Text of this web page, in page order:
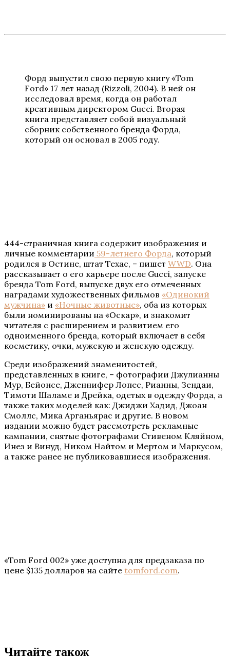
Форд выпустил свою первую книгу «Tom
Ford» 17 лет назад (Rizzoli, 2004). В ней он
исследовал время, когда он работал
креативным директором Gucci. Вторая
книга представляет собой визуальный
сборник собственного бренда Форда,
который он основал в 2005 году.
444-страничная книга содержит изображения и
личные комментарии 59-летнего Форда, который
родился в Остине, штат Техас, – пишет WWD. Она
рассказывает о его карьере после Gucci, запуске
бренда Tom Ford, выпуске двух его отмеченных
наградами художественных фильмов «Одинокий
мужчина» и «Ночные животные», оба из которых
были номинированы на «Оскар», и знакомит
читателя с расширением и развитием его
одноименного бренда, который включает в себя
косметику, очки, мужскую и женскую одежду.
Среди изображений знаменитостей,
представленных в книге, – фотографии Джулианны
Мур, Бейонсе, Дженнифер Лопес, Рианны, Зендаи,
Тимоти Шаламе и Дрейка, одетых в одежду Форда, а
также таких моделей как: Джиджи Хадид, Джоан
Смоллс, Мика Арганьярас и другие. В новом
издании можно будет рассмотреть рекламные
кампании, снятые фотографами Стивеном Кляйном,
Инез и Винуд, Ником Найтом и Мертом и Маркусом,
а также ранее не публиковавшиеся изображения.
«Tom Ford 002» уже доступна для предзаказа по
цене $135 долларов на сайте tomford.com.
Читайте також